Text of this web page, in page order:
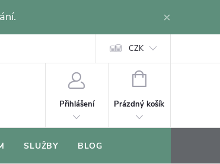
CZK
Přihlášení
NÁKUPNÍ
Prázdný košík
SLUŽBY BLOG